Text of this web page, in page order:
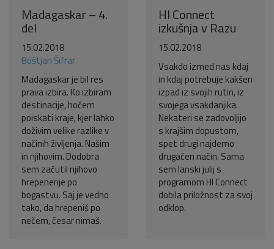
Madagaskar – 4.
del
15.02.2018
Boštjan Šifrar
Madagaskar je bil res
prava izbira. Ko izbiram
destinacije, hočem
poiskati kraje, kjer lahko
doživim velike razlike v
načinih življenja. Našim
in njihovim. Dodobra
sem začutil njihovo
hrepenenje po
bogastvu. Saj je vedno
tako, da hrepeniš po
nečem, česar nimaš.
HI Connect
izkušnja v Razu
15.02.2018
Vsakdo izmed nas kdaj
in kdaj potrebuje kakšen
izpad iz svojih rutin, iz
svojega vsakdanjika.
Nekateri se zadovoljijo
s krajšim dopustom,
spet drugi najdemo
drugačen način. Sama
sem lanski julij s
programom HI Connect
dobila priložnost za svoj
odklop.